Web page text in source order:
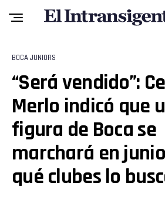
BOCA JUNIORS
“Será vendido”:
Merlo indicó que
figura de Boca se
marchará en
qué clubes lo
Pinterest
Email